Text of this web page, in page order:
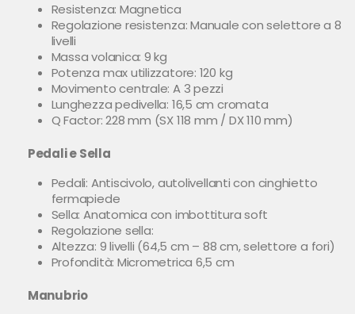
Resistenza: Magnetica
Regolazione resistenza: Manuale con selettore a 8
livelli
Massa volanica: 9 kg
Potenza max utilizzatore: 120 kg
Movimento centrale: A 3 pezzi
Lunghezza pedivella: 16,5 cm cromata
Q Factor: 228 mm (SX 118 mm / DX 110 mm)
Pedali e Sella
Pedali: Antiscivolo, autolivellanti con cinghietto
fermapiede
Sella: Anatomica con imbottitura soft
Regolazione sella:
Altezza: 9 livelli (64,5 cm – 88 cm, selettore a fori)
Profondità: Micrometrica 6,5 cm
Manubrio